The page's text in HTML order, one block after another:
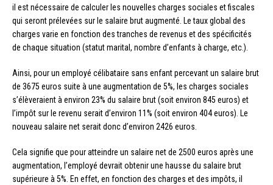
il est nécessaire de calculer les nouvelles charges sociales et fiscales
qui seront prélevées sur le salaire brut augmenté. Le taux global des
charges varie en fonction des tranches de revenus et des spécificités
de chaque situation (statut marital, nombre d’enfants à charge, etc.).
Ainsi, pour un employé célibataire sans enfant percevant un salaire brut
de 3675 euros suite à une augmentation de 5%, les charges sociales
s’élèveraient à environ 23% du salaire brut (soit environ 845 euros) et
l’impôt sur le revenu serait d’environ 11% (soit environ 404 euros). Le
nouveau salaire net serait donc d’environ 2426 euros.
Cela signifie que pour atteindre un salaire net de 2500 euros après une
augmentation, l’employé devrait obtenir une hausse du salaire brut
supérieure à 5%. En effet, en fonction des charges et des impôts, il